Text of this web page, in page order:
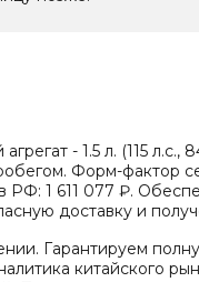
- 1.5 л. (115 л.с.,
Форм-фактор
РФ: 1 611 077 ₽.
доставку и
Гарантируем
китайского